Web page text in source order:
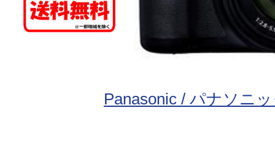
Panasonic / パナソニ